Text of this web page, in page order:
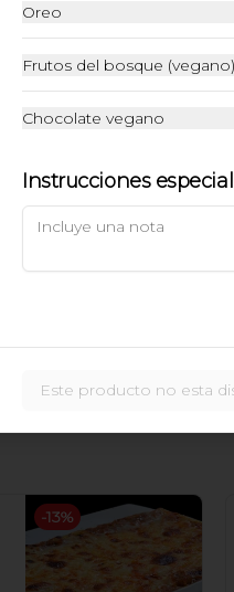
-13%
Oreo
Frutos del bosque (vegano)
Chocolate vegano
Instrucciones
Este producto no esta